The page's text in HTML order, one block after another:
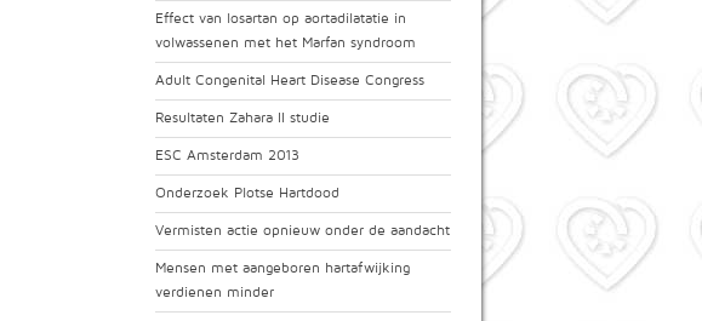
Effect van losartan op aortadilatatie in
volwassenen met het Marfan syndroom
Adult Congenital Heart Disease Congress
Resultaten Zahara II studie
ESC Amsterdam 2013
Onderzoek Plotse Hartdood
Vermisten actie opnieuw onder de aandacht
Mensen met aangeboren hartafwijking
verdienen minder